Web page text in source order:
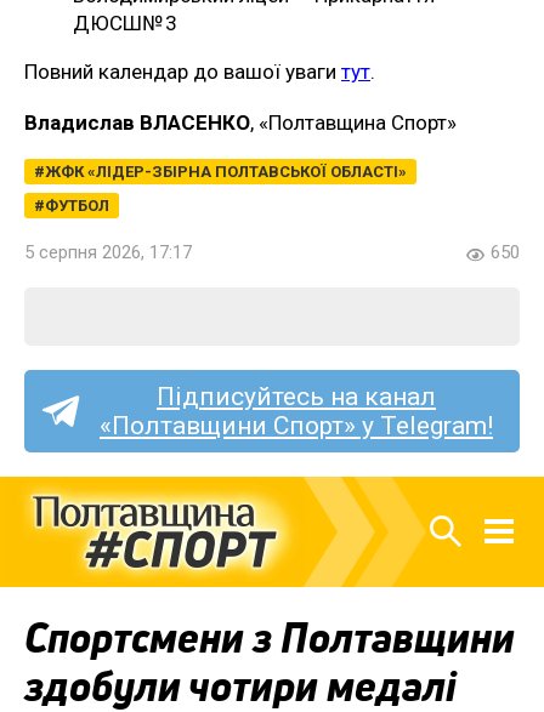
ДЮСШ№ 3
Повний календар до вашої уваги тут.
Владислав ВЛАСЕНКО, «Полтавщина Спорт»
ЖФК «ЛІДЕР-ЗБІРНА ПОЛТАВСЬКОЇ ОБЛАСТІ»
ФУТБОЛ
5 серпня 2026, 17:17 650
Підписуйтесь на канал
«Полтавщини Спорт» у Telegram!
Спортсмени з Полтавщини
здобули чотири медалі